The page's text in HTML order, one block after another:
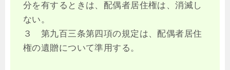
分を有するときは、配偶者居住権は、消滅し
ない。
３ 第九百三条第四項の規定は、配偶者居住
権の遺贈について準用する。